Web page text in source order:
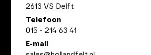
2613 VS Delft
Telefoon
015 - 214 63 41
E-mail